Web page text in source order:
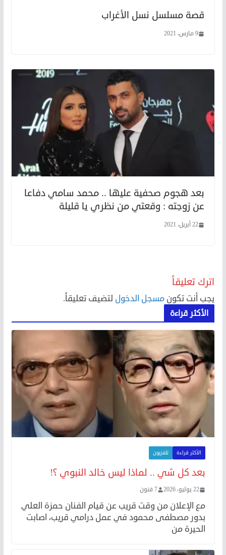
قصة مسلسل نسل الأغراب
9 مارس، 2021
بعد هجوم صحفية عليها .. محمد سامي دفاعا
عن زوجته : وقعتي من نظري يا قليلة
22 أبريل، 2021
اترك تعليقاً
يجب أنت تكون مسجل الدخول لتضيف تعليقاً.
الأكثر قراءة
الأكثر قراءة تلفزيون
بعد كل شي .. لماذا ليس خالد النبوي ؟!
22 يوليو، 2026 7 فنون
مع الإعلان من وقت قريب عن قيام الفنان حمزة العلي
بدور مصطفى محمود في عمل درامي قريب، اصابت
الحيرة من